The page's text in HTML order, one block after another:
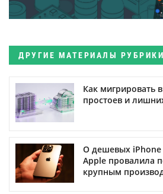
ДРУГИЕ МАТЕРИАЛЫ РУБРИКИ
Как мигрировать
простоев и
О дешевых
Apple провалила
крупным